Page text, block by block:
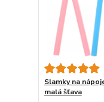
Slamky na
malá šťava